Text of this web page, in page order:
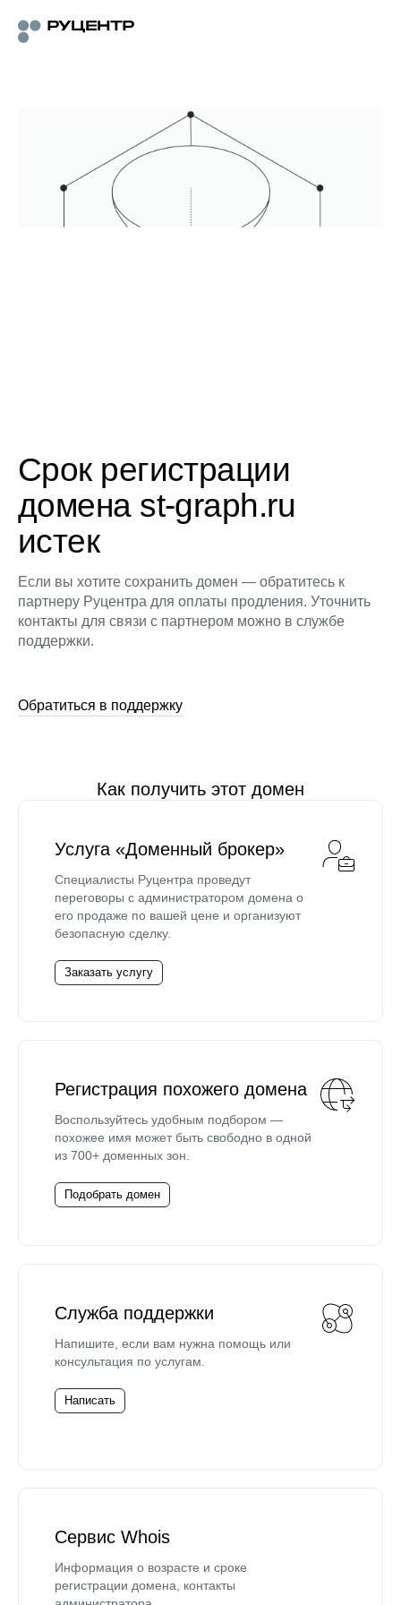
Срок регистрации
домена st-graph.ru
истек
Если вы хотите сохранить домен — обратитесь к
партнеру Руцентра для оплаты продления. Уточнить
контакты для связи с партнером можно в службе
поддержки.
Обратиться в поддержку
Как получить этот домен
Услуга «Доменный брокер»
Специалисты Руцентра проведут
переговоры с администратором домена о
его продаже по вашей цене и организуют
безопасную сделку.
Заказать услугу
Регистрация похожего домена
Воспользуйтесь удобным подбором —
похожее имя может быть свободно в одной
из 700+ доменных зон.
Подобрать домен
Служба поддержки
Напишите, если вам нужна помощь или
консультация по услугам.
Написать
Сервис Whois
Информация о возрасте и сроке
регистрации домена, контакты